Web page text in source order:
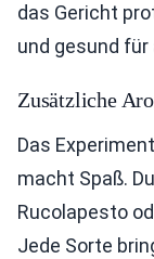
das Gericht
und gesund für
Zusätzliche
Das
macht Spaß.
Rucolapesto
Jede Sorte